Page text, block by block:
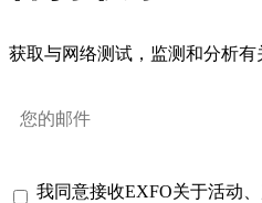
获取与网络测试，监测和分析有
我同意接收EXFO关于活动